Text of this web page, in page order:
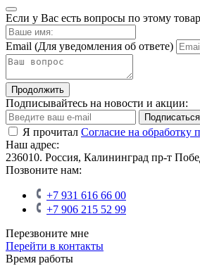
Если у Вас есть вопросы по этому
Email (Для уведомления об ответе)
Продолжить
Подписывайтесь на новости и акции:
Подписаться
Я прочитал Согласие на обработку
Наш адрес:
236010. Россия, Калининград пр-т
Позвоните нам:
+7 931 616 66 00
+7 906 215 52 99
Перезвоните мне
Перейти в контакты
Время работы